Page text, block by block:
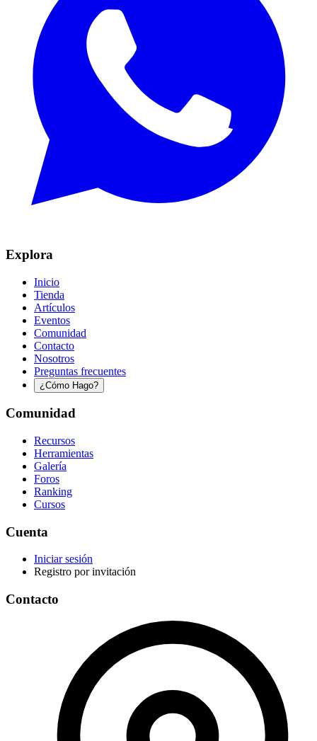
Explora
Inicio
Tienda
Artículos
Eventos
Comunidad
Contacto
Nosotros
Preguntas frecuentes
¿Cómo Hago?
Comunidad
Recursos
Herramientas
Galería
Foros
Ranking
Cursos
Cuenta
Iniciar sesión
Registro por invitación
Contacto